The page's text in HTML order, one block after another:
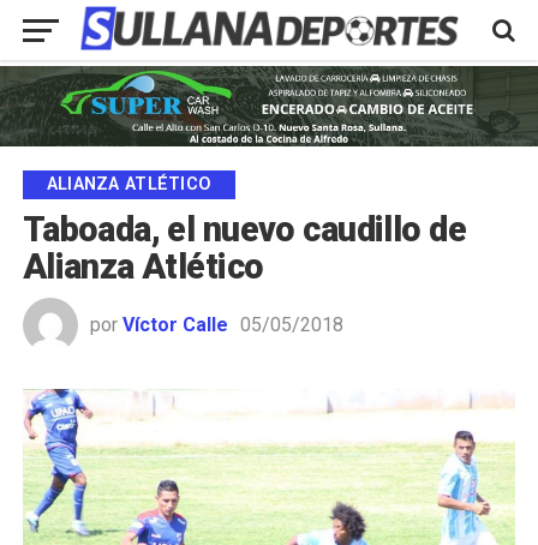
ALIANZA ATLÉTICO
Taboada, el nuevo caudillo de
Alianza Atlético
por Víctor Calle 05/05/2018